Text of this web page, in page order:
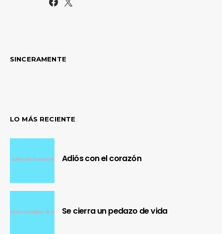
SINCERAMENTE
LO MÁS RECIENTE
Adiós con el corazón
Se cierra un pedazo de vida